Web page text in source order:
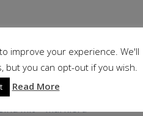
mit*markiert.
improve your experience. We'll
but you can opt-out if you wish.
Read More